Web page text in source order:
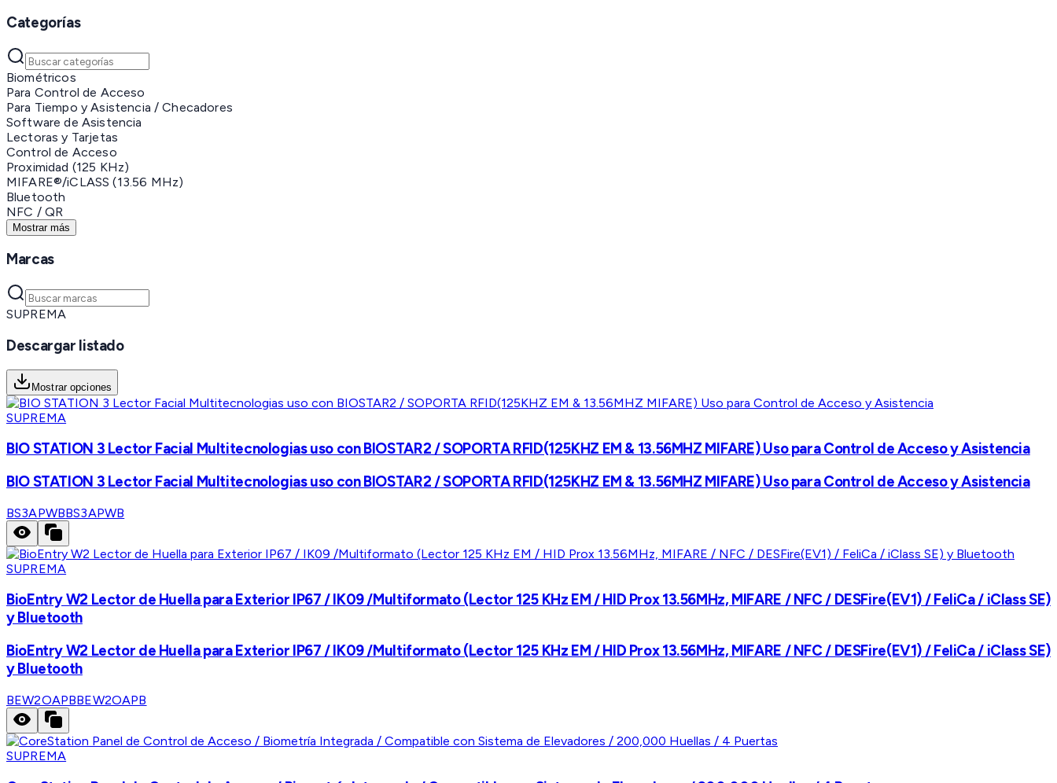
Categorías
Biométricos
Para Control de Acceso
Para Tiempo y Asistencia / Checadores
Software de Asistencia
Lectoras y Tarjetas
Control de Acceso
Proximidad (125 KHz)
MIFARE®/iCLASS (13.56 MHz)
Bluetooth
NFC / QR
Mostrar más
Marcas
SUPREMA
Descargar listado
Mostrar opciones
SUPREMA
BIO STATION 3 Lector Facial Multitecnologias uso con BIOSTAR2 / SOPORTA RFID(125KHZ EM & 13.56MHZ MIFARE) Uso para Control de Acceso y Asistencia
BIO STATION 3 Lector Facial Multitecnologias uso con BIOSTAR2 / SOPORTA RFID(125KHZ EM & 13.56MHZ MIFARE) Uso para Control de Acceso y Asistencia
BS3APWBBS3APWB
SUPREMA
BioEntry W2 Lector de Huella para Exterior IP67 / IK09 /Multiformato (Lector 125 KHz EM / HID Prox 13.56MHz, MIFARE / NFC / DESFire(EV1) / FeliCa / iClass SE)
y Bluetooth
BioEntry W2 Lector de Huella para Exterior IP67 / IK09 /Multiformato (Lector 125 KHz EM / HID Prox 13.56MHz, MIFARE / NFC / DESFire(EV1) / FeliCa / iClass SE)
y Bluetooth
BEW2OAPBBEW2OAPB
SUPREMA